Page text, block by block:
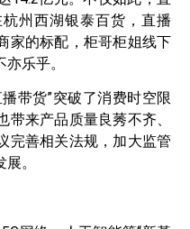
州西湖银泰百货，直播
家的标配，柜哥柜姐线下
乐乎。
带货”突破了消费时空限
来产品质量良莠不齐、
完善相关法规，加大监管
。